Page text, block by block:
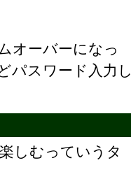
オーバーになっ
パスワード入力し
しむっていうタ